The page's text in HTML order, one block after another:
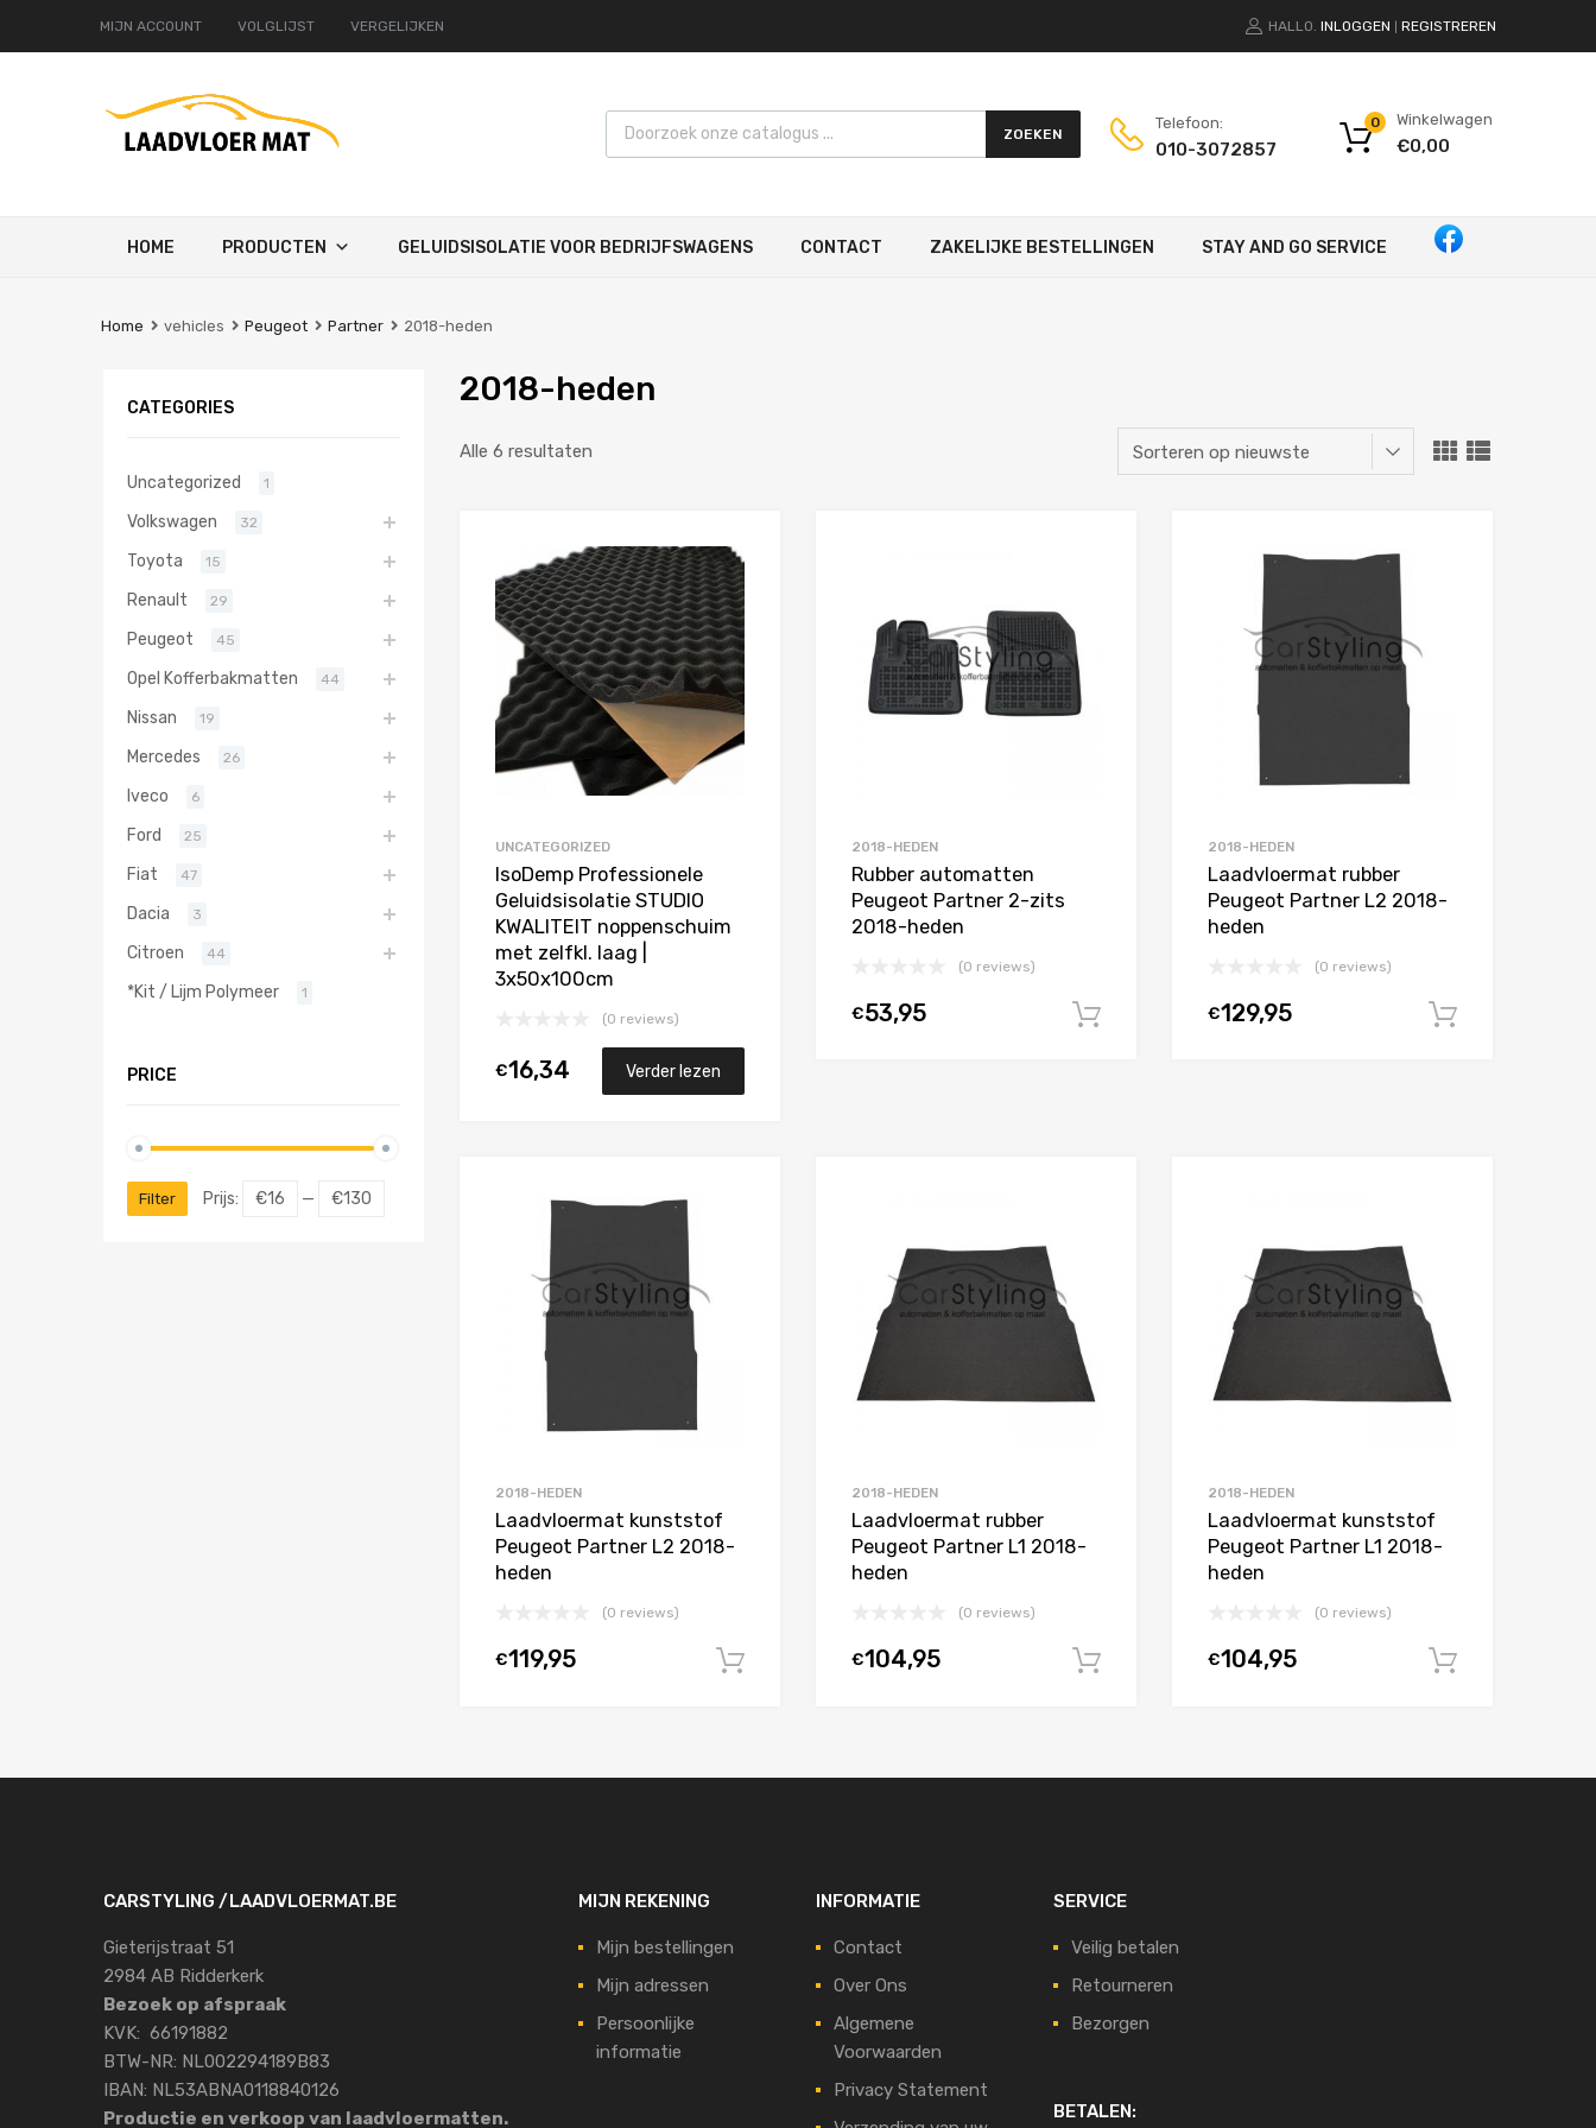
MIJN ACCOUNT VOLGLIJST VERGELIJKEN HALLO. INLOGGEN REGISTREREN
Products search ZOEKEN
Telefoon:
010-3072857
Winkelwagen
€0,00
0
HOME PRODUCTEN GELUIDSISOLATIE VOOR BEDRIJFSWAGENS CONTACT ZAKELIJKE BESTELLINGEN STAY AND GO SERVICE
Home vehicles Peugeot Partner 2018-heden
2018-heden
Alle 6 resultaten
UNCATEGORIZED
IsoDemp Professionele
Geluidsisolatie STUDIO
KWALITEIT noppenschuim
met zelfkl. laag |
3x50x100cm
(0 reviews)
€16,34 Verder lezen
Toevoegen aan Favorieten
2018-HEDEN
Rubber automatten
Peugeot Partner 2-zits
2018-heden
(0 reviews)
€53,95 In winkelwagen
2018-HEDEN
Laadvloermat rubber
Peugeot Partner L2 2018-
heden
(0 reviews)
€129,95
2018-HEDEN
Laadvloermat kunststof
Peugeot Partner L2 2018-
heden
(0 reviews)
€119,95 In winkelwagen
2018-HEDEN
Laadvloermat rubber
Peugeot Partner L1 2018-
heden
(0 reviews)
€104,95 In winkelwagen
2018-HEDEN
Laadvloermat kunststof
Peugeot Partner L1 2018-
heden
(0 reviews)
€104,95
CATEGORIES
Uncategorized 1
Volkswagen 32
Toyota 15
Renault 29
Peugeot 45
Opel Kofferbakmatten 44
Nissan 19
Mercedes 26
Iveco 6
Ford 25
Fiat 47
Dacia 3
Citroen 44
*Kit / Lijm Polymeer 1
PRICE
Filter Prijs: €16 — €130
CARSTYLING /LAADVLOERMAT.BE
Gieterijstraat 51
2984 AB Ridderkerk
Bezoek op afspraak
KVK: 66191882
BTW-NR: NL002294189B83
IBAN: NL53ABNA0118840126
Productie en verkoop van laadvloermatten.
MIJN REKENING
Mijn bestellingen
Mijn adressen
Persoonlijke
informatie
INFORMATIE
Contact
Over Ons
Algemene
Voorwaarden
Privacy Statement
SERVICE
Veilig betalen
Retourneren
Bezorgen
BETALEN: